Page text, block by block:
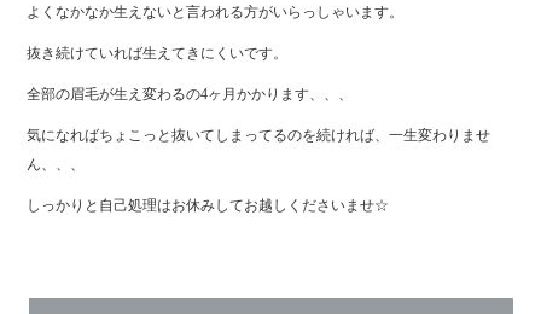
よくなかなか生えないと言われる方がいらっしゃいます。
抜き続けていれば生えてきにくいです。
全部の眉毛が生え変わるの4ヶ月かかります、、、
気になればちょこっと抜いてしまってるのを続ければ、一生変わりませ
ん、、、
しっかりと自己処理はお休みしてお越しくださいませ☆